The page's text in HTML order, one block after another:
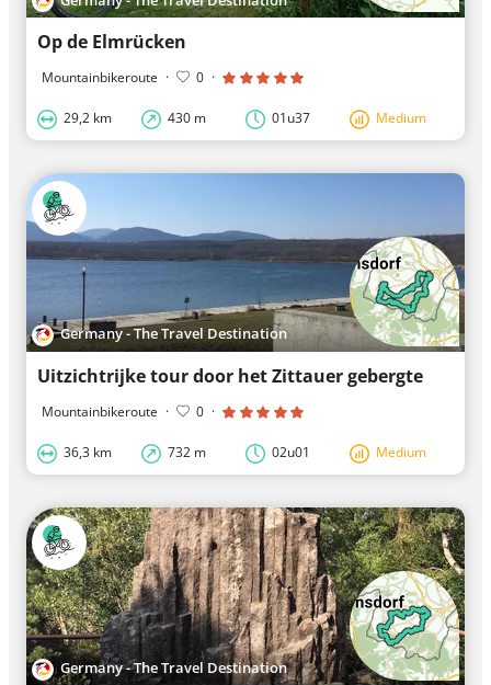
Op de Elmrücken
Mountainbikeroute · 0 ·
29,2 km 430 m 01u37 Medium
Germany - The Travel Destination
Uitzichtrijke tour door het Zittauer gebergte
Mountainbikeroute · 0 ·
36,3 km 732 m 02u01 Medium
Germany - The Travel Destination